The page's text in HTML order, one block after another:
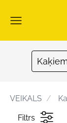
VEIKALS
Filtrs